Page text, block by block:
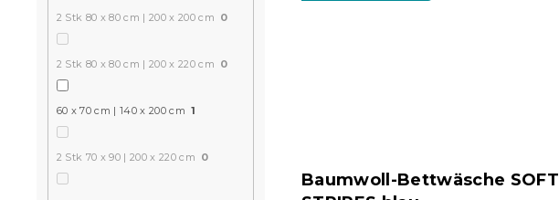
2 Stk 80 x 80 cm | 200 x 200 cm 0
2 Stk 80 x 80 cm | 200 x 220 cm 0
60 x 70 cm | 140 x 200 cm 1
2 Stk 70 x 90 | 200 x 220 cm 0
Baumwoll-Bettwäsche SOFT